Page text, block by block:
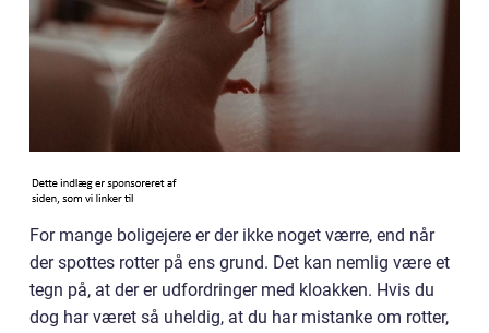
For mange boligejere er der ikke noget værre, end når
der spottes rotter på ens grund. Det kan nemlig være et
tegn på, at der er udfordringer med kloakken. Hvis du
dog har været så uheldig, at du har mistanke om rotter,